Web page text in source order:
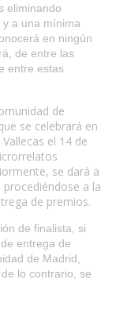
eliminando
a una mínima
en ningún
de entre las
entre estas
de
se celebrará en
el 14 de
se dará a
a la
de premios.
de finalista, si
entrega de
de Madrid,
lo contrario, se